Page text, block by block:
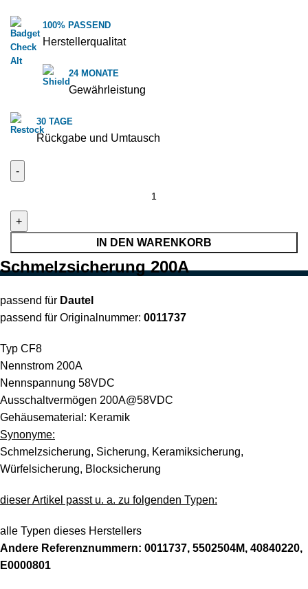
100% PASSEND
Herstellerqualitat
24 MONATE
Gewährleistung
30 TAGE
Rückgabe und Umtausch
IN DEN WARENKORB
Schmelzsicherung 200A
passend für Dautel
passend für Originalnummer: 0011737
Typ CF8
Nennstrom 200A
Nennspannung 58VDC
Ausschaltvermögen 200A@58VDC
Gehäusematerial: Keramik
Synonyme:
Schmelzsicherung, Sicherung, Keramiksicherung,
Würfelsicherung, Blocksicherung
dieser Artikel passt u. a. zu folgenden Typen:
alle Typen dieses Herstellers
Andere Referenznummern: 0011737, 5502504M, 40840220,
E0000801